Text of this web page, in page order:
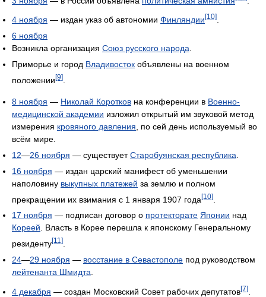
4 ноября — издан указ об автономии Финляндии [10]
6 ноября
Возникла организация Союз русского народа
Приморье и город Владивосток объявлены на военном
положении[9]
8 ноября — Николай Коротков на конференции в Военно-
медицинской академии изложил открытый им звуковой метод
измерения кровяного давления , по сей день используемый во
всём мире.
12—26 ноября — существуетСтаробуянская республика
16 ноября — издан царский манифест об уменьшении
наполовину выкупных платежей за землю и полном
прекращении их взимания с 1 января 1907 года[10]
17 ноября — подписан договор о протекторате Японии над
Кореей. Власть в Корее перешла к японскому Генеральному
резиденту[11]
24—29 ноября — восстание в Севастополе под руководством
лейтенанта Шмидта
4 декабря — создан Московский Совет рабочих депутатов[7]